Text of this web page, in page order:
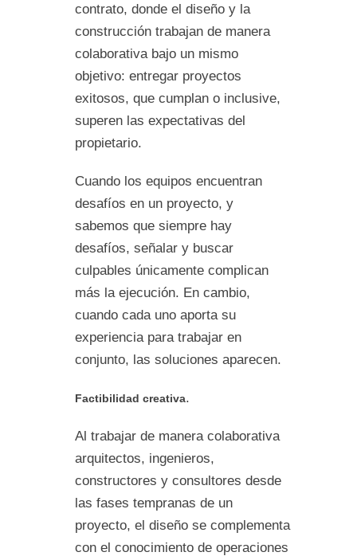
contrato, donde el diseño y la
construcción trabajan de manera
colaborativa bajo un mismo
objetivo: entregar proyectos
exitosos, que cumplan o inclusive,
superen las expectativas del
propietario.
Cuando los equipos encuentran
desafíos en un proyecto, y
sabemos que siempre hay
desafíos, señalar y buscar
culpables únicamente complican
más la ejecución. En cambio,
cuando cada uno aporta su
experiencia para trabajar en
conjunto, las soluciones aparecen.
Factibilidad creativa.
Al trabajar de manera colaborativa
arquitectos, ingenieros,
constructores y consultores desde
las fases tempranas de un
proyecto, el diseño se complementa
con el conocimiento de operaciones